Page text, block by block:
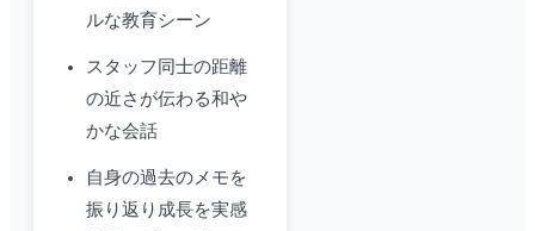
ルな教育シーン
スタッフ同士の距離
の近さが伝わる和や
かな会話
自身の過去のメモを
振り返り成長を実感